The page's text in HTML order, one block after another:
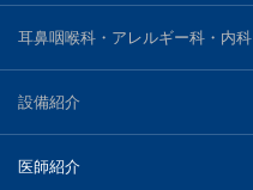
耳鼻咽喉科・アレルギー科・内科
設備紹介
医師紹介
アクセス